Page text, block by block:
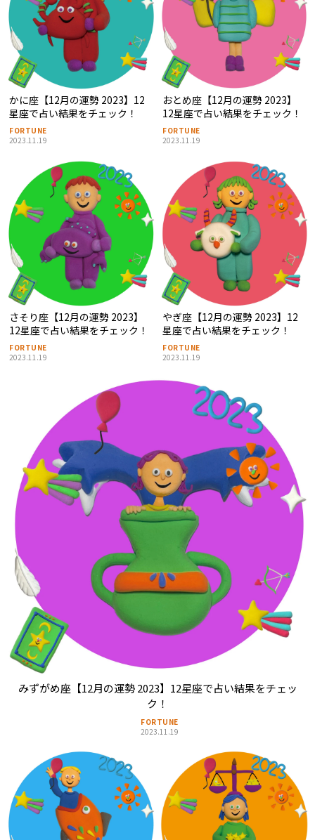
かに座【12月の運勢 2023】12
星座で占い結果をチェック！
FORTUNE
2023.11.19
おとめ座【12月の運勢 2023】
12星座で占い結果をチェック！
FORTUNE
2023.11.19
さそり座【12月の運勢 2023】
12星座で占い結果をチェック！
FORTUNE
2023.11.19
やぎ座【12月の運勢 2023】12
星座で占い結果をチェック！
FORTUNE
2023.11.19
みずがめ座【12月の運勢 2023】12星座で占い結果をチェッ
ク！
FORTUNE
2023.11.19